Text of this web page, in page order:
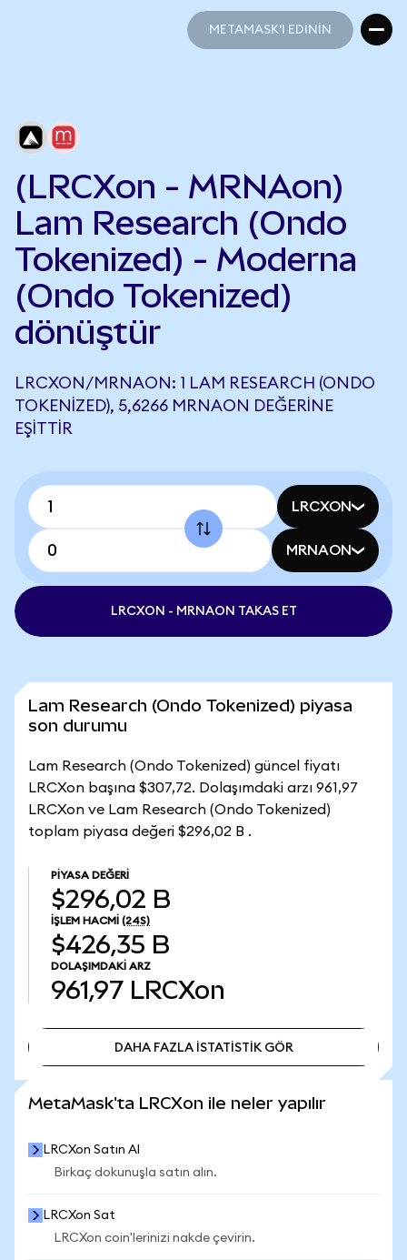
METAMASK'I EDİNİN
(LRCXon - MRNAon)
Lam Research (Ondo
Tokenized) - Moderna
(Ondo Tokenized)
dönüştür
LRCXON/MRNAON: 1 LAM RESEARCH (ONDO
TOKENIZED), 5,6266 MRNAON DEĞERINE
EŞITTIR
LRCXON
MRNAON
LRCXON - MRNAON TAKAS ET
Lam Research (Ondo Tokenized) piyasa
son durumu
Lam Research (Ondo Tokenized) güncel fiyatı
LRCXon başına $307,72. Dolaşımdaki arzı 961,97
LRCXon ve Lam Research (Ondo Tokenized)
toplam piyasa değeri $296,02 B .
PIYASA DEĞERI
$296,02 B
İŞLEM HACMI (24S)
$426,35 B
DOLAŞIMDAKI ARZ
961,97 LRCXon
DAHA FAZLA İSTATİSTİK GÖR
MetaMask'ta LRCXon ile neler yapılır
LRCXon Satın Al
Birkaç dokunuşla satın alın.
LRCXon Sat
LRCXon coin'lerinizi nakde çevirin.